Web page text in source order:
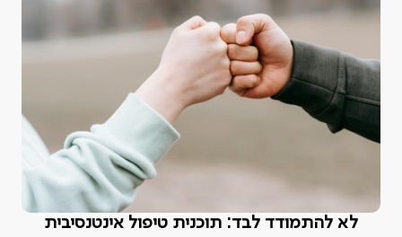
לא להתמודד לבד: תוכנית טיפול אינטנסיבית